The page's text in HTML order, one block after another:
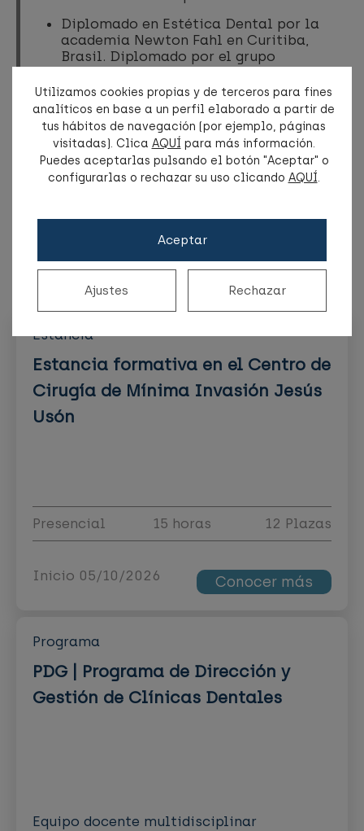
Diplomado en Estética Dental por la
academia Newton Fahl en Curitiba,
Brasil. Diplomado por el grupo
Periodoncia en 2012 y 2015 en Sao
Paulo, Brasil.
Ponente en diferentes conferencias a
nivel nacional e internacional. Miembro
de: SEPA, SEPES, SOCE, Best Quality
Dental Centers.
Más cursos de BQDC
Academy
Estancia
Estancia formativa en el Centro de
Cirugía de Mínima Invasión Jesús
Usón
Presencial 15 horas 12 Plazas
Inicio 05/10/2026 Conocer más
Programa
PDG | Programa de Dirección y
Gestión de Clínicas Dentales
Equipo docente multidisciplinar
Utilizamos cookies propias y de terceros para fines
analíticos en base a un perfil elaborado a partir de
tus hábitos de navegación (por ejemplo, páginas
visitadas). Clica AQUÍ para más información.
Puedes aceptarlas pulsando el botón "Aceptar" o
configurarlas o rechazar su uso clicando AQUÍ.
Aceptar
Rechazar
Ajustes